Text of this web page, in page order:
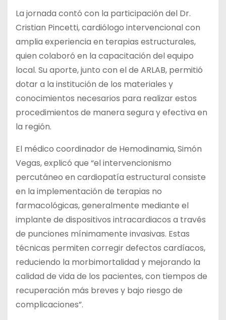
La jornada contó con la participación del Dr.
Cristian Pincetti, cardiólogo intervencional con
amplia experiencia en terapias estructurales,
quien colaboró en la capacitación del equipo
local. Su aporte, junto con el de ARLAB, permitió
dotar a la institución de los materiales y
conocimientos necesarios para realizar estos
procedimientos de manera segura y efectiva en
la región.
El médico coordinador de Hemodinamia, Simón
Vegas, explicó que “el intervencionismo
percutáneo en cardiopatía estructural consiste
en la implementación de terapias no
farmacológicas, generalmente mediante el
implante de dispositivos intracardiacos a través
de punciones mínimamente invasivas. Estas
técnicas permiten corregir defectos cardíacos,
reduciendo la morbimortalidad y mejorando la
calidad de vida de los pacientes, con tiempos de
recuperación más breves y bajo riesgo de
complicaciones”.